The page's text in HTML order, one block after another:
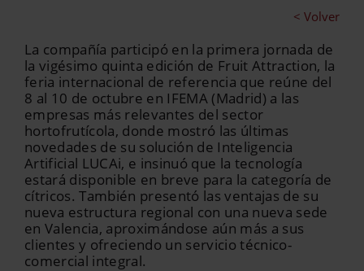
< Volver
La compañía participó en la primera jornada de
la vigésimo quinta edición de Fruit Attraction, la
feria internacional de referencia que reúne del
8 al 10 de octubre en IFEMA (Madrid) a las
empresas más relevantes del sector
hortofrutícola, donde mostró las últimas
novedades de su solución de Inteligencia
Artificial LUCAi, e insinuó que la tecnología
estará disponible en breve para la categoría de
cítricos. También presentó las ventajas de su
nueva estructura regional con una nueva sede
en Valencia, aproximándose aún más a sus
clientes y ofreciendo un servicio técnico-
comercial integral.